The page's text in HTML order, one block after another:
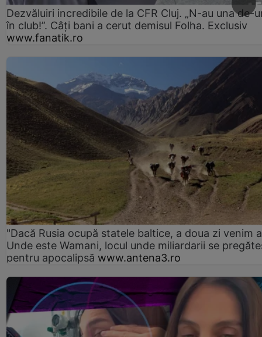
Dezvăluiri incredibile de la CFR Cluj. „N-au una de-
în club!”. Câți bani a cerut demisul Folha. Exclusiv
www.fanatik.ro
"Dacă Rusia ocupă statele baltice, a doua zi venim
Unde este Wamani, locul unde miliardarii se
pentru apocalipsă www.antena3.ro